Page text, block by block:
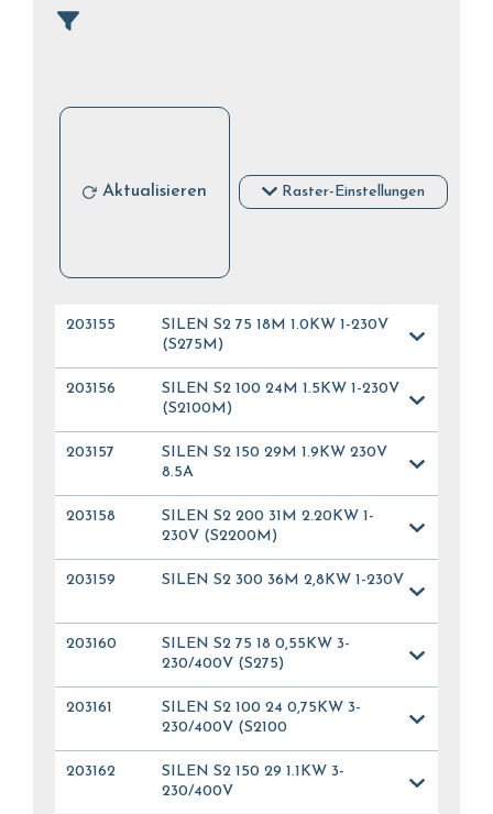
Aktualisieren Raster-Einstellungen
203155
SILEN S2 75 18M 1.0KW 1-230V
(S275M)
203156
SILEN S2 100 24M 1.5KW 1-230V
(S2100M)
203157
SILEN S2 150 29M 1.9KW 230V
8.5A
203158
SILEN S2 200 31M 2.20KW 1-
230V (S2200M)
203159 SILEN S2 300 36M 2,8KW 1-230V
203160
SILEN S2 75 18 0,55KW 3-
230/400V (S275)
203161
SILEN S2 100 24 0,75KW 3-
230/400V (S2100
203162
SILEN S2 150 29 1.1KW 3-
230/400V